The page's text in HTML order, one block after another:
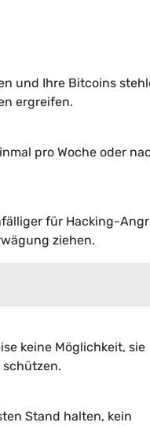
und Ihre Bitcoins
ergreifen.
pro Woche oder
für Hacking-
ziehen.
keine Möglichkeit, sie
Stand halten, kein